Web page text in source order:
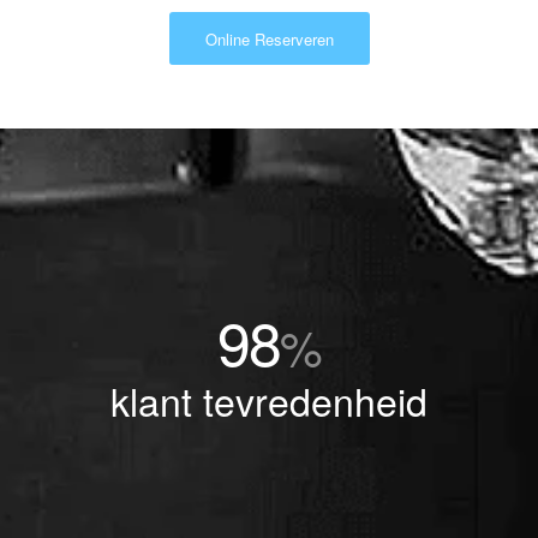
Online Reserveren
98%
klant tevredenheid